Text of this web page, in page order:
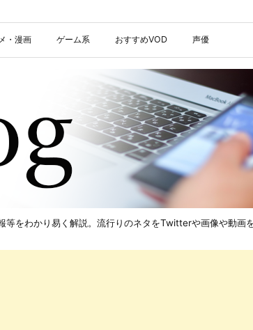
・漫画 ゲーム系 おすすめVOD 声優
をわかり易く解説。流行りのネタをTwitterや画像や動画